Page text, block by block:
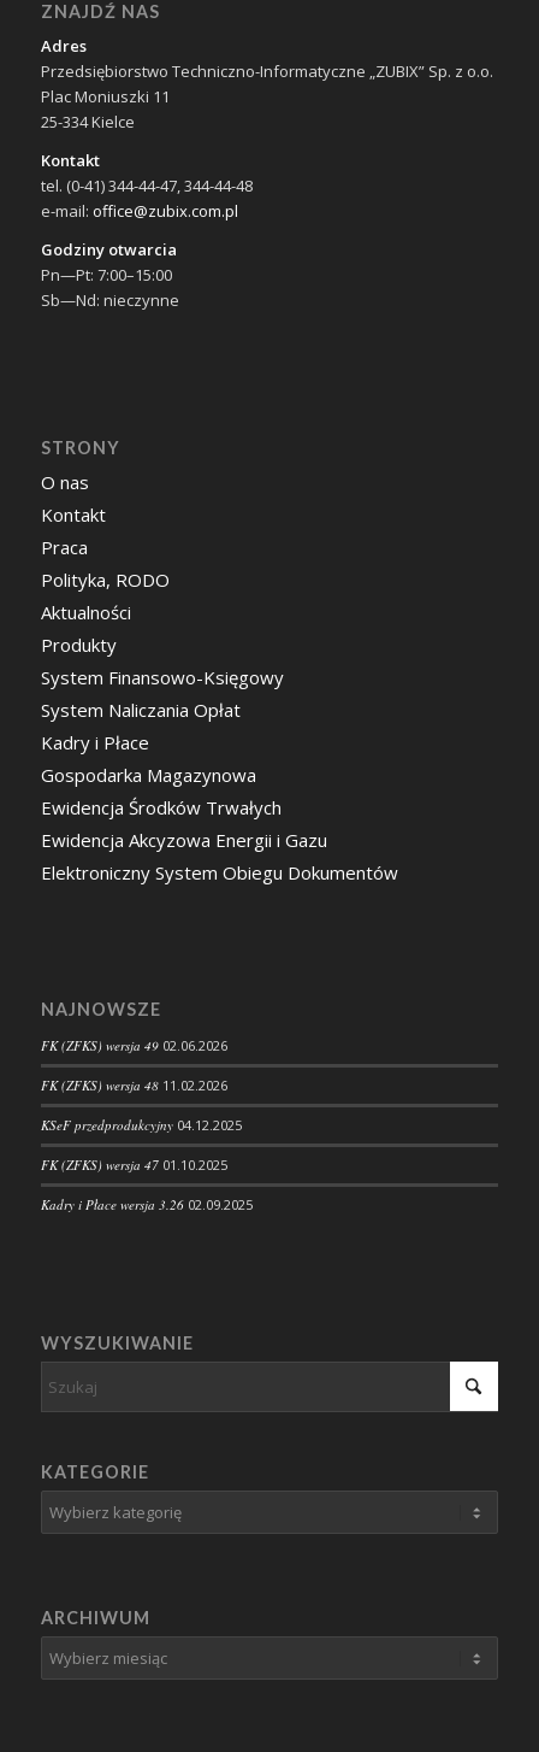
ZNAJDŹ NAS
Adres
Przedsiębiorstwo Techniczno-Informatyczne „ZUBIX” Sp. z o.o.
Plac Moniuszki 11
25-334 Kielce
Kontakt
tel. (0-41) 344-44-47, 344-44-48
e-mail: office@zubix.com.pl
Godziny otwarcia
Pn—Pt: 7:00–15:00
Sb—Nd: nieczynne
STRONY
O nas
Kontakt
Praca
Polityka, RODO
Aktualności
Produkty
System Finansowo-Księgowy
System Naliczania Opłat
Kadry i Płace
Gospodarka Magazynowa
Ewidencja Środków Trwałych
Ewidencja Akcyzowa Energii i Gazu
Elektroniczny System Obiegu Dokumentów
NAJNOWSZE
FK (ZFKS) wersja 49 02.06.2026
FK (ZFKS) wersja 48 11.02.2026
KSeF przedprodukcyjny 04.12.2025
FK (ZFKS) wersja 47 01.10.2025
Kadry i Płace wersja 3.26 02.09.2025
WYSZUKIWANIE
KATEGORIE
Kategorie
ARCHIWUM